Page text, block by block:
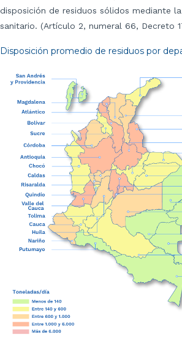
disposición de residuos sólidos mediante
sanitario. (Artículo 2, numeral 66, Decreto
Disposición promedio de residuos por